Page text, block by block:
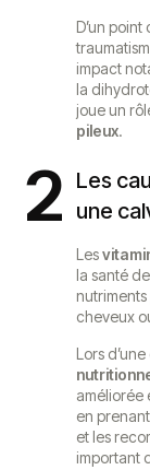
D’un
impact
la
joue un
pileux.
2
Les
une
Les
la santé
cheveux
Lors
améliorée
en
et les
important